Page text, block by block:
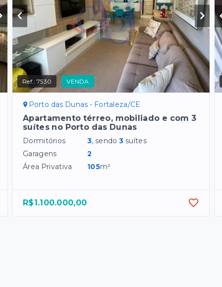
Ref.:7530 VENDA
Porto das Dunas - Fortaleza/CE
Apartamento térreo, mobiliado e com 3
suítes no Porto das Dunas
Dormitórios 3, sendo3 suítes
Garagens
2
Área Privativa
105m²
R$1.100.000,00